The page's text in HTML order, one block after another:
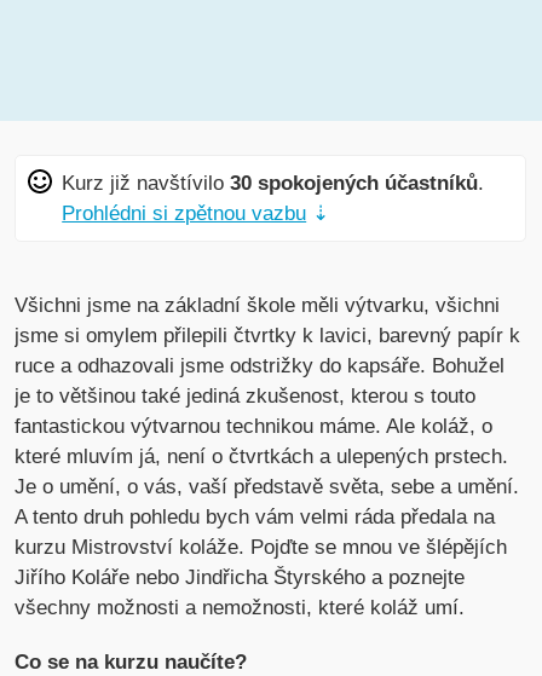
Kurz již navštívilo30 spokojených účastníků.
Prohlédni si zpětnou vazbu ⇣
Všichni jsme na základní škole měli výtvarku, všichni
jsme si omylem přilepili čtvrtky k lavici, barevný papír k
ruce a odhazovali jsme odstrižky do kapsáře. Bohužel
je to většinou také jediná zkušenost, kterou s touto
fantastickou výtvarnou technikou máme. Ale koláž, o
které mluvím já, není o čtvrtkách a ulepených prstech.
Je o umění, o vás, vaší představě světa, sebe a umění.
A tento druh pohledu bych vám velmi ráda předala na
kurzu Mistrovství koláže. Pojďte se mnou ve šlépějích
Jiřího Koláře nebo Jindřicha Štyrského a poznejte
všechny možnosti a nemožnosti, které koláž umí.
Co se na kurzu naučíte?